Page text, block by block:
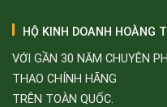
HỘ KINH DOANH HOÀNG
VỚI GẦN 30 NĂM CHUYÊN
THAO CHÍNH HÃNG
TRÊN TOÀN QUỐC.